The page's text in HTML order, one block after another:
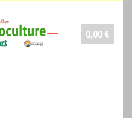
0,00 €